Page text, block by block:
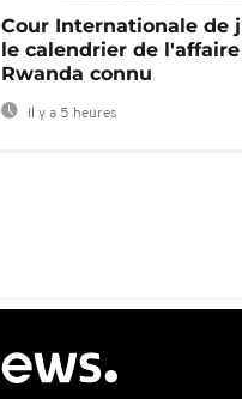
Cour Internationale de
le calendrier de l'affaire
Rwanda connu
Il y a 5 heures